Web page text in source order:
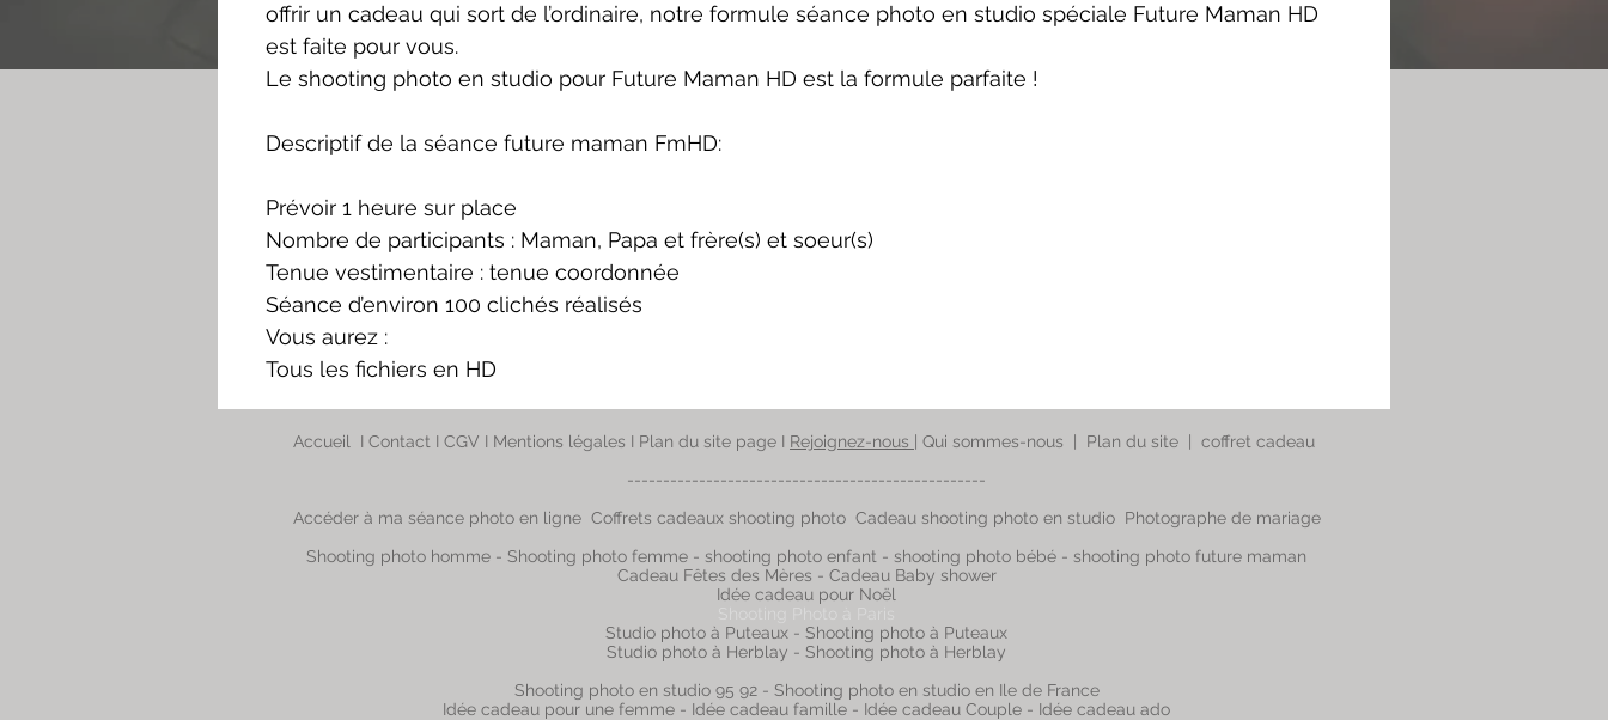
offrir un cadeau qui sort de l’ordinaire, notre formule séance photo en studio spéciale Future Maman HD
est faite pour vous.
Le shooting photo en studio pour Future Maman HD est la formule parfaite !
Descriptif de la séance future maman FmHD:
Prévoir 1 heure sur place
Nombre de participants : Maman, Papa et frère(s) et soeur(s)
Tenue vestimentaire : tenue coordonnée
Séance d’environ 100 clichés réalisés
Vous aurez :
Tous les fichiers en HD
Accueil I Contact I CGV I Mentions légales I Plan du site page I Rejoignez-nous Qui sommes-nous​ Plan du site
coffret cadeau
--------------------------------------------------
Accéder à ma séance photo en ligne Coffrets cadeaux shooting photo Cadeau shooting photo en studio Photographe de mariage
Shooting photo homme - Shooting photo femme - shooting photo enfant - shooting photo bébé - shooting photo future maman
Cadeau Fêtes des Mères - Cadeau Baby shower
Idée cadeau pour Noël
Studio photo à Puteaux - Shooting photo à Puteaux
Studio photo à Herblay - Shooting photo à Herblay
Shooting photo en studio 95 92 - Shooting photo en studio en Ile de France
Idée cadeau pour une femme - Idée cadeau famille - Idée cadeau Couple - Idée cadeau ado